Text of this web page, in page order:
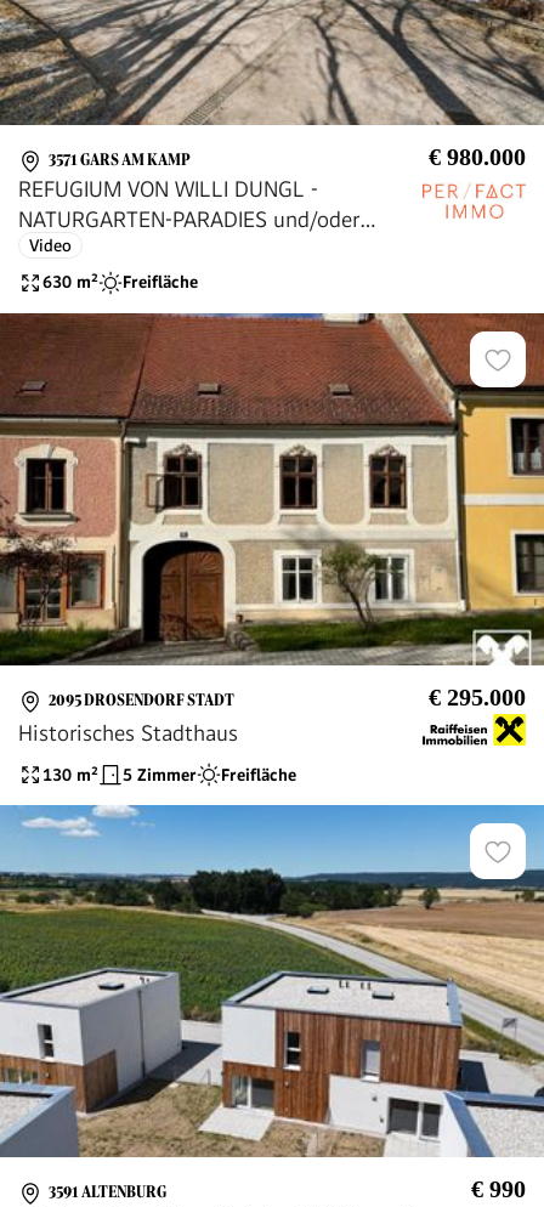
3571 GARS AM KAMP € 980.000
REFUGIUM VON WILLI DUNGL -
NATURGARTEN-PARADIES und/oder
SELBSTVERSORGER, DERZEIT 3
WOHNEINHEITEN (AUSBAUBAR) für
KURZZEITVERMIETUNG geeignet
Video
630 m² Freifläche
2095 DROSENDORF STADT € 295.000
Historisches Stadthaus
130 m² 5 Zimmer Freifläche
3591 ALTENBURG € 990